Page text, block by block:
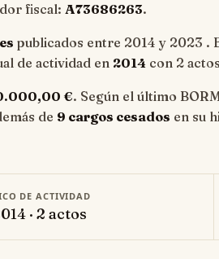
fiscal: A73686263.
publicados entre 2014 y 2023 .
de actividad en 2014 con 2
€. Según el último
de 9 cargos cesados en su
DE ACTIVIDAD
· 2 actos